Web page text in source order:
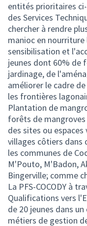
entités prioritaires
des Services
chercher à rendre
manioc en
sensibilisation et
jeunes dont 60% de
jardinage, de
améliorer le cadre
les frontières
Plantation de
forêts de
des sites ou
villages côtiers dans
les communes de
M'Pouto, M'Badon,
Bingerville; comme
La PFS-COCODY à
Qualifications vers
de 20 jeunes dans
métiers de gestion